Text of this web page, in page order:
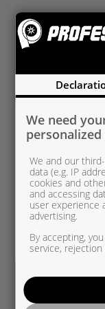
We need
We and our
data (e.g. IP
cookies and
and accessing
user experience
advertising.
By accepting,
service,